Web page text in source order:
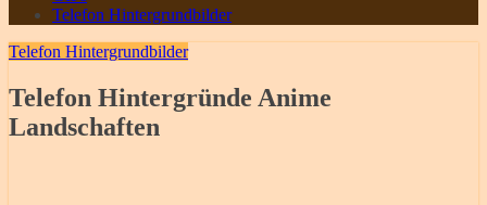
Telefon Hintergrundbilder
Telefon Hintergrundbilder
Telefon Hintergründe Anime
Landschaften